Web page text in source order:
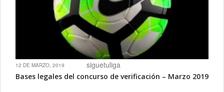
12 DE MARZO, 2019 siguetuliga
Bases legales del concurso de verificación – Marzo 2019